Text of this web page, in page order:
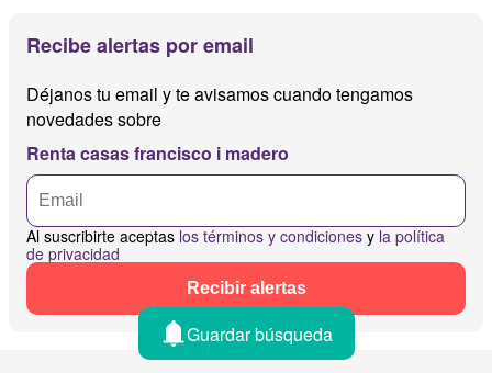
Recibe alertas por email
Déjanos tu email y te avisamos cuando tengamos
novedades sobre
Renta casas francisco i madero
Al suscribirte aceptas los términos y condiciones y la política
de privacidad
Recibir alertas
Guardar búsqueda